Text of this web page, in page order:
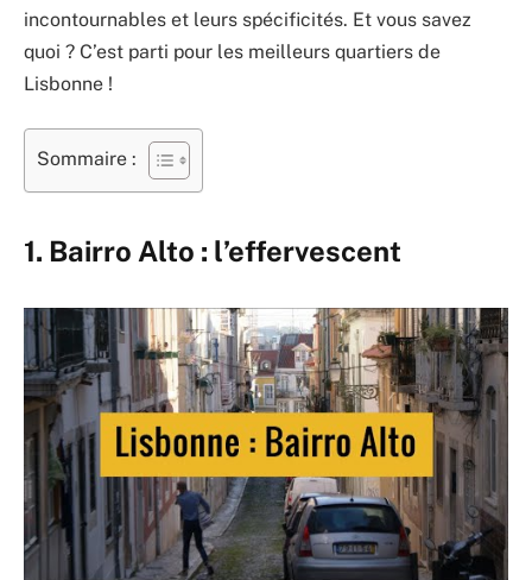
incontournables et leurs spécificités. Et vous savez
quoi ? C’est parti pour les meilleurs quartiers de
Lisbonne !
Sommaire :
1. Bairro Alto : l’effervescent